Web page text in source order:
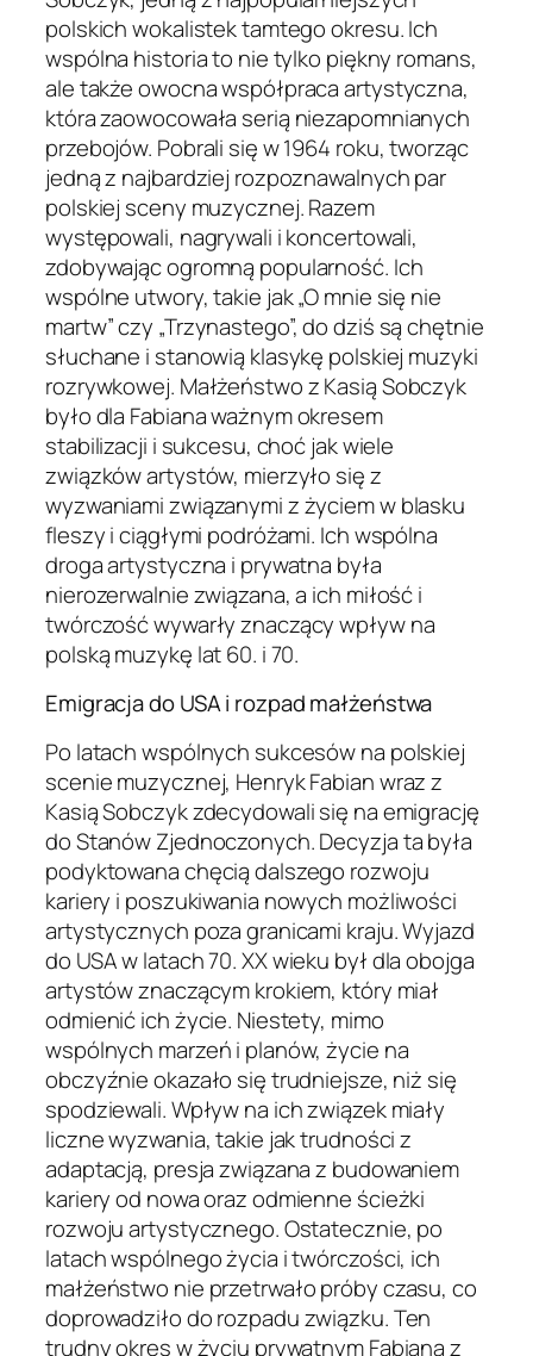
polskich wokalistek tamtego okresu. Ich
wspólna historia to nie tylko piękny romans,
ale także owocna współpraca artystyczna,
która zaowocowała serią niezapomnianych
przebojów. Pobrali się w 1964 roku, tworząc
jedną z najbardziej rozpoznawalnych par
polskiej sceny muzycznej. Razem
występowali, nagrywali i koncertowali,
zdobywając ogromną popularność. Ich
wspólne utwory, takie jak „O mnie się nie
martw” czy „Trzynastego”, do dziś są chętnie
słuchane i stanowią klasykę polskiej muzyki
rozrywkowej. Małżeństwo z Kasią Sobczyk
było dla Fabiana ważnym okresem
stabilizacji i sukcesu, choć jak wiele
związków artystów, mierzyło się z
wyzwaniami związanymi z życiem w blasku
fleszy i ciągłymi podróżami. Ich wspólna
droga artystyczna i prywatna była
nierozerwalnie związana, a ich miłość i
twórczość wywarły znaczący wpływ na
polską muzykę lat 60. i 70.
Emigracja do USA i rozpad małżeństwa
Po latach wspólnych sukcesów na polskiej
scenie muzycznej, Henryk Fabian wraz z
Kasią Sobczyk zdecydowali się na emigrację
do Stanów Zjednoczonych. Decyzja ta była
podyktowana chęcią dalszego rozwoju
kariery i poszukiwania nowych możliwości
artystycznych poza granicami kraju. Wyjazd
do USA w latach 70. XX wieku był dla obojga
artystów znaczącym krokiem, który miał
odmienić ich życie. Niestety, mimo
wspólnych marzeń i planów, życie na
obczyźnie okazało się trudniejsze, niż się
spodziewali. Wpływ na ich związek miały
liczne wyzwania, takie jak trudności z
adaptacją, presja związana z budowaniem
kariery od nowa oraz odmienne ścieżki
rozwoju artystycznego. Ostatecznie, po
latach wspólnego życia i twórczości, ich
małżeństwo nie przetrwało próby czasu, co
doprowadziło do rozpadu związku. Ten
trudny okres w życiu prywatnym Fabiana z